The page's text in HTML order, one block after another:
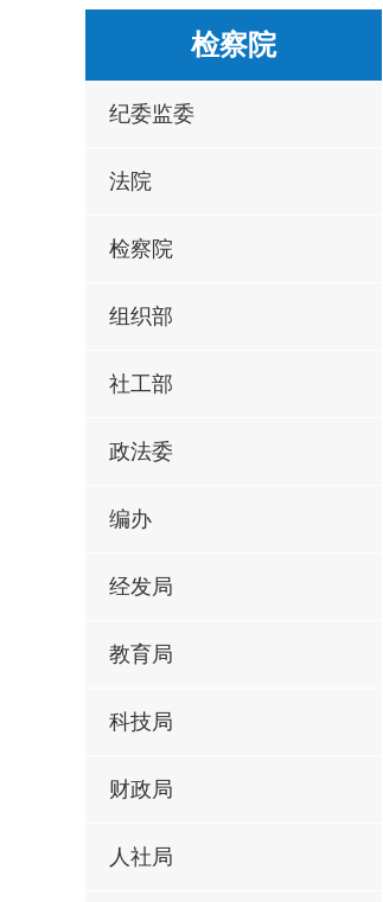
检察院
纪委监委
法院
检察院
组织部
社工部
政法委
编办
经发局
教育局
科技局
财政局
人社局